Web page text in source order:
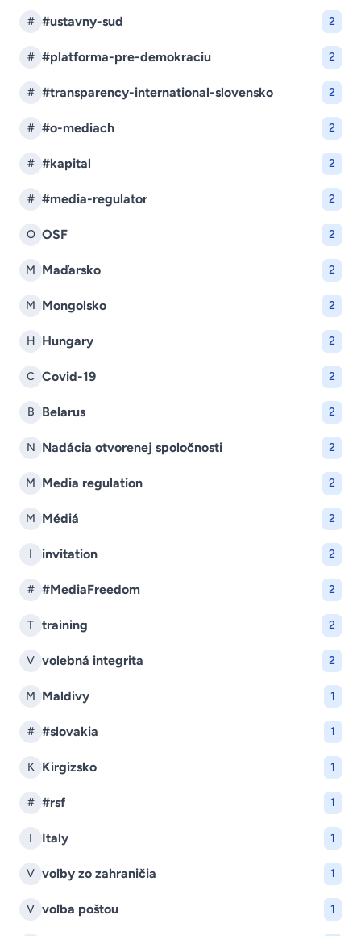
# #ustavny-sud 2
# #platforma-pre-demokraciu 2
# #transparency-international-slovensko 2
# #o-mediach 2
# #kapital 2
# #media-regulator 2
O OSF 2
M Maďarsko 2
M Mongolsko 2
H Hungary 2
C Covid-19 2
B Belarus 2
N Nadácia otvorenej spoločnosti 2
M Media regulation 2
M Médiá 2
I invitation 2
# #MediaFreedom 2
T training 2
V volebná integrita 2
M Maldivy 1
# #slovakia 1
K Kirgizsko 1
# #rsf 1
I Italy 1
V voľby zo zahraničia 1
V voľba poštou 1